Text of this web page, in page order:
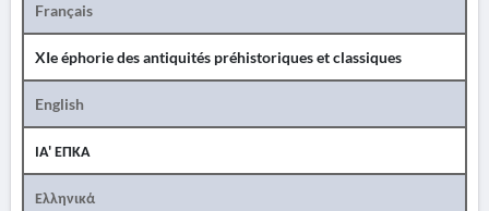
Français
XIe éphorie des antiquités préhistoriques et classiques
English
ΙΑ' ΕΠΚΑ
Ελληνικά